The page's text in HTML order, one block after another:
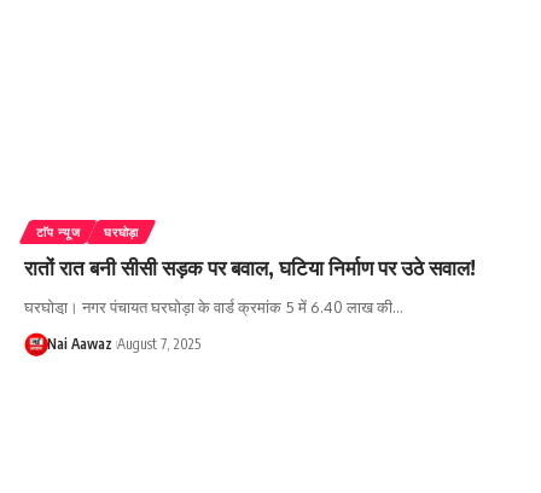
टाॅप न्यूज घरघोड़ा
रातों रात बनी सीसी सड़क पर बवाल, घटिया निर्माण पर उठे सवाल!
घरघोडा़। नगर पंचायत घरघोड़ा के वार्ड क्रमांक 5 में 6.40 लाख की…
Nai Aawaz August 7, 2025